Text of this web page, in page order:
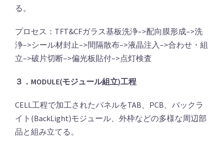
る。
プロセス：TFT&CFガラス基板洗浄–>配向膜形成–>洗
浄–>シール材封止–>間隔散布–>液晶注入–>合わせ・組
立–>破片切断–>偏光板貼付–>点灯検査
３．MODULE(モジュール組立)工程
CELL工程で加工されたパネルをTAB、PCB、バックラ
イト(BackLight)モジュール、外枠などの多様な周辺部
品と組み立てる。